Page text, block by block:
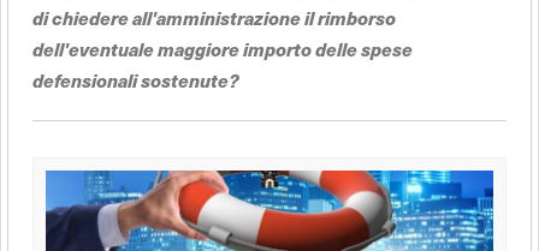
di chiedere all'amministrazione il rimborso
dell'eventuale maggiore importo delle spese
defensionali sostenute?